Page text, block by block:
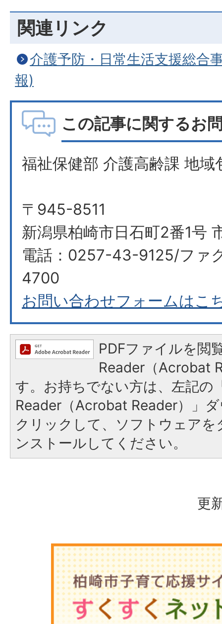
関連リンク
介護予防・日常生活支援総合
報)
この記事に関するお
福祉保健部 介護高齢課 地域
〒945-8511
新潟県柏崎市日石町2番1号
電話：0257-43-9125/ファ
4700
お問い合わせフォームはこ
PDFファイルを閲
Reader（Acrobat
す。お持ちでない方は、左記の
Reader（Acrobat Reader）」
クリックして、ソフトウェア
ンストールしてください。
更